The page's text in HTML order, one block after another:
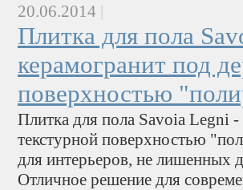
20.06.2014
Плитка для пола
керамогранит под
поверхностью
Плитка для пола Savoia Legni
текстурной поверхностью
для интерьеров, не лишенных
Отличное решение для